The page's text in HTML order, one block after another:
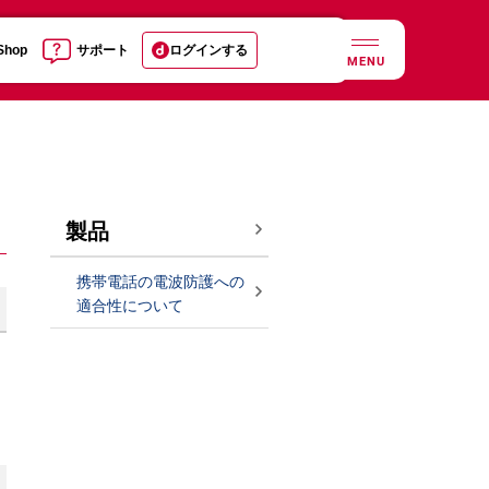
サポート ログインする
MENU
製品
携帯電話の電波防護への
適合性について